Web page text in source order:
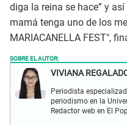
diga la reina se hace” y
mamá tenga uno de los
MARIACANELLA FEST",
SOBRE EL AUTOR:
VIVIANA
Periodista
periodismo en la
Redactor web en El